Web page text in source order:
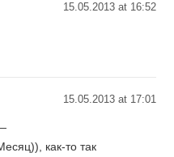
15.05.2013 at 16:52
15.05.2013 at 17:01
как-то так